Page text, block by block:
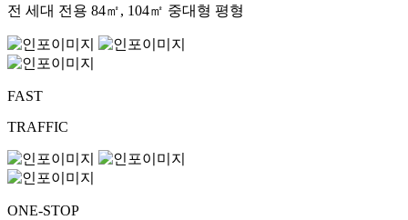
전 세대 전용 84㎡, 104㎡ 중대형 평형
FAST
TRAFFIC
ONE-STOP